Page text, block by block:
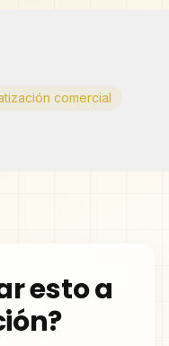
comercial
esto a